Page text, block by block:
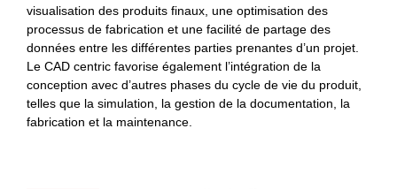
visualisation des produits finaux, une optimisation des
processus de fabrication et une facilité de partage des
données entre les différentes parties prenantes d’un projet.
Le CAD centric favorise également l’intégration de la
conception avec d’autres phases du cycle de vie du produit,
telles que la simulation, la gestion de la documentation, la
fabrication et la maintenance.